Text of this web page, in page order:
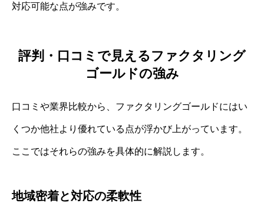
対応可能な点が強みです。
評判・口コミで見えるファクタリング
ゴールドの強み
口コミや業界比較から、ファクタリングゴールドにはい
くつか他社より優れている点が浮かび上がっています。
ここではそれらの強みを具体的に解説します。
地域密着と対応の柔軟性